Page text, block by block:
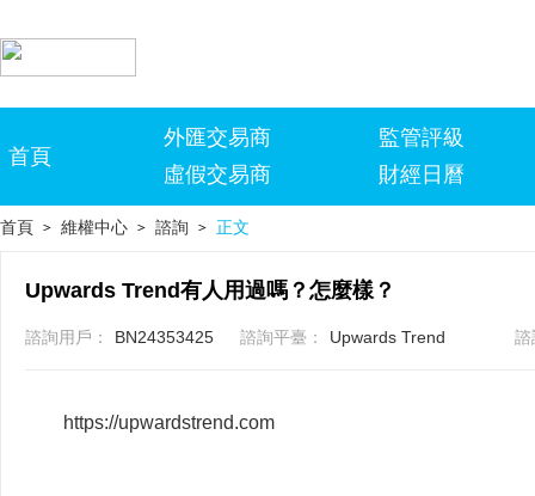
首頁
外匯交易商
虛假交易商
監管評級
財經日曆
首頁 > 維權中心 > 諮詢 > 正文
Upwards Trend有人用過嗎？怎麼樣？
諮詢用戶： BN24353425 諮詢平臺： Upwards Trend 諮
https://upwardstrend.com